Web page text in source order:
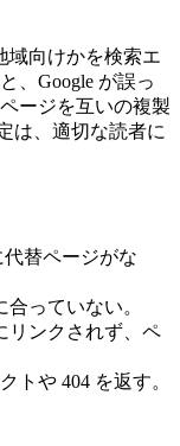
域向けかを検索エ
、Google が誤っ
ージを互いの複製
は、適切な読者に
替ページがな
っていない。
リンクされず、ペ
トや 404 を返す。